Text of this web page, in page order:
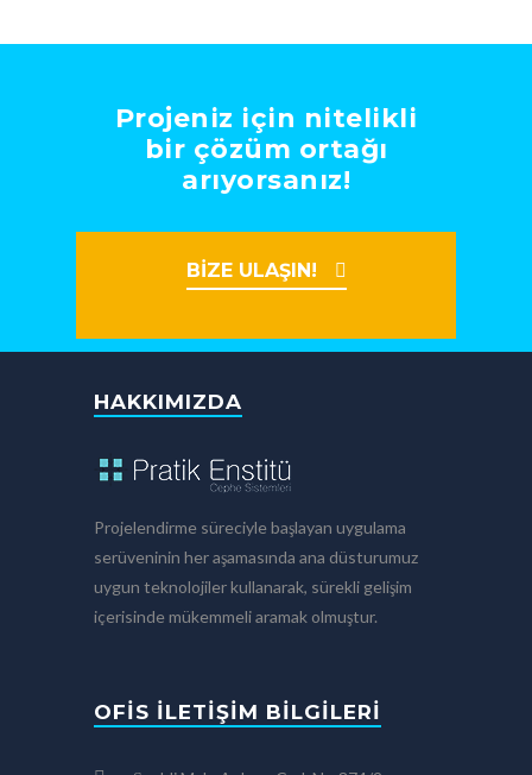
Projeniz için nitelikli
bir çözüm ortağı
arıyorsanız!
BİZE ULAŞIN!
HAKKIMIZDA
Projelendirme süreciyle başlayan uygulama
serüveninin her aşamasında ana düsturumuz
uygun teknolojiler kullanarak, sürekli gelişim
içerisinde mükemmeli aramak olmuştur.
OFIS İLETIŞIM BILGILERI